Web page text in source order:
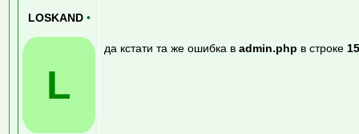
LOSKAND •
L
да кстати та же ошибка в admin.php в строке